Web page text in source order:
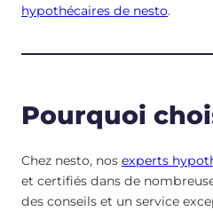
hypothécaires de nesto.
Pourquoi
Chez nesto, nos experts
et certifiés dans de
des conseils et un service